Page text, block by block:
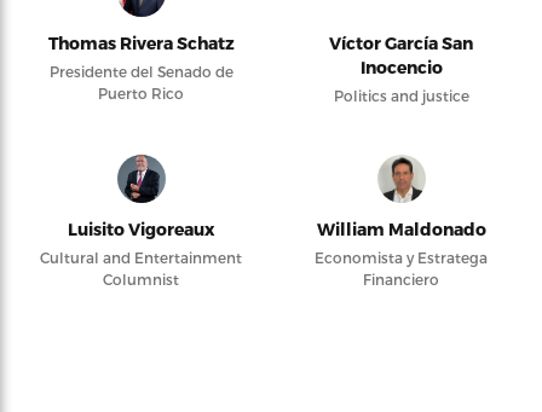
Thomas Rivera Schatz
Presidente del Senado de
Puerto Rico
Víctor García San
Inocencio
Politics and justice
Luisito Vigoreaux
Cultural and Entertainment
Columnist
William Maldonado
Economista y Estratega
Financiero